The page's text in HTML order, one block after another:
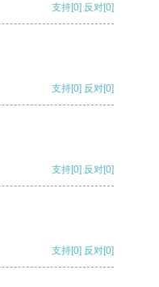
支持[0] 反对[0]
支持[0] 反对[0]
支持[0] 反对[0]
支持[0] 反对[0]